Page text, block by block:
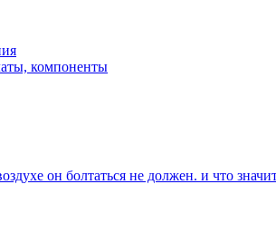
компоненты
он болтаться не должен. и что